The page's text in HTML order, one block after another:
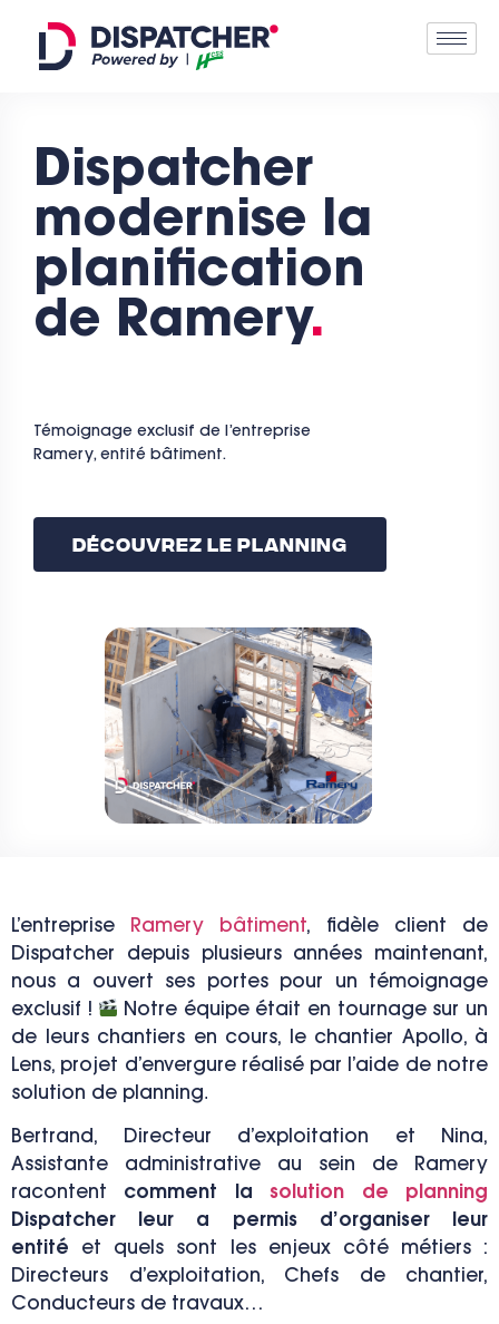
Dispatcher
modernise la
planification
de Ramery.
Témoignage exclusif de l’entreprise
Ramery, entité bâtiment.
Découvrez Le Planning
L’entreprise Ramery bâtiment, fidèle client de
Dispatcher depuis plusieurs années maintenant,
nous a ouvert ses portes pour un témoignage
exclusif !
Notre équipe était en tournage sur un
de leurs chantiers en cours, le chantier Apollo, à
Lens, projet d’envergure réalisé par l’aide de notre
solution de planning.
Bertrand, Directeur d’exploitation et Nina,
Assistante administrative au sein de Ramery
racontent comment lasolution de planning
Dispatcher leur a permis d’organiser leur
entité et quels sont les enjeux côté métiers :
Directeurs d’exploitation, Chefs de chantier,
Conducteurs de travaux…